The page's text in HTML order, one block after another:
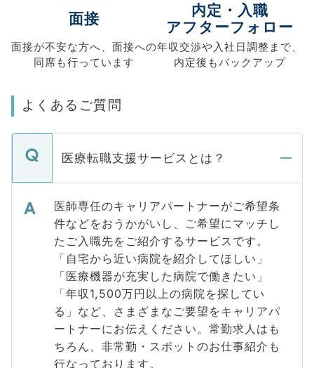
面接
面接が不安な方へ、 面接への
同席も行っています
内定・入職
アフターフォロー
年収交渉や入社日調整まで、
内定後もバックアップ
よくあるご質問
医療転職支援サービスとは？
医師専任のキャリアパートナーがご希望条
件などをおうかがいし、ご希望にマッチし
たご入職先をご紹介するサービスです。
「自宅から近い病院を紹介してほしい」
「医療機器が充実した病院で働きたい」
「年収1,500万円以上の病院を探してい
る」など、さまざまなご要望をキャリアパ
ートナーにお伝えください。常勤求人はも
ちろん、非常勤・スポットのお仕事紹介も
行なっております。